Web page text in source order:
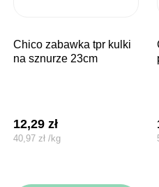
chico zabawka tpr kulki
na sznurze 23cm
12,29 zł
40,97 zł /kg